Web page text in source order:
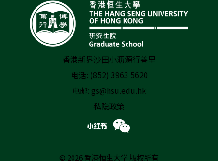
香港新界沙田小沥源行善里
电话: (852) 3963 5620
电邮: gs@hsu.edu.hk
私隐政策
© 2026 香港恒生大学 版权所有